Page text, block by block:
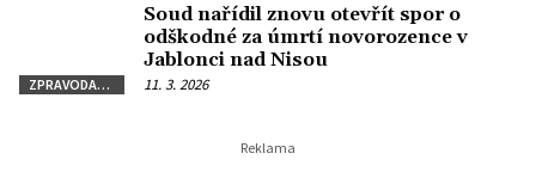
ZPRAVODAJSTVÍ
Soud nařídil znovu otevřít spor o
odškodné za úmrtí novorozence v
Jablonci nad Nisou
11. 3. 2026